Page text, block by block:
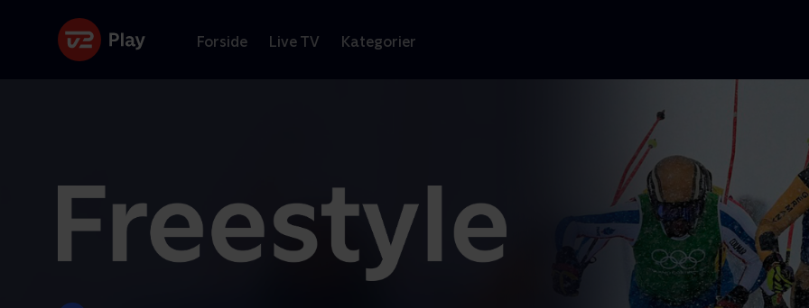
Forside Live TV Kategorier